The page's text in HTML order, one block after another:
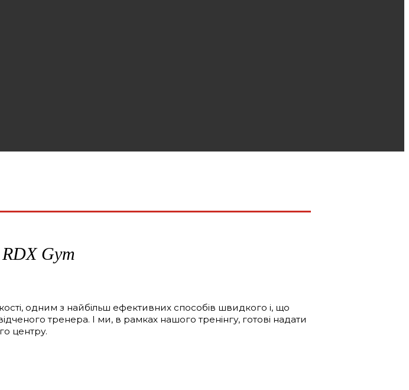
RDX Gym
одним з найбільш ефективних способів швидкого і, що
тренера. І ми, в рамках нашого тренінгу, готові надати
центру.